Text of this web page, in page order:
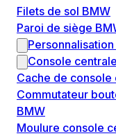
Filets de sol BMW
Paroi de siège
Console
Cache de console
Commutateur
BMW
Moulure console